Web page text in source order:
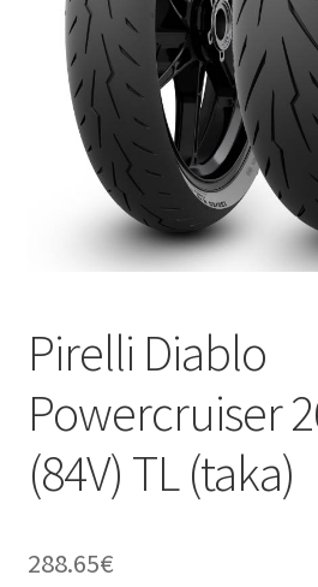
Pirelli Diablo
Powercruiser
(84V) TL (taka)
288.65€